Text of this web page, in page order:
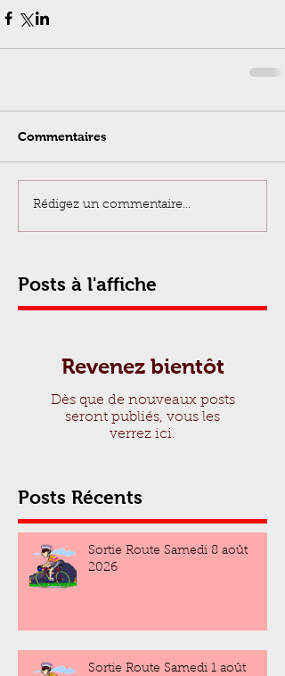
Commentaires
Rédigez un commentaire...
Posts à l'affiche
Revenez bientôt
Dès que de nouveaux posts
seront publiés, vous les
verrez ici.
Posts Récents
Sortie Route Samedi 8 août
2026
Sortie Route Samedi 1 août